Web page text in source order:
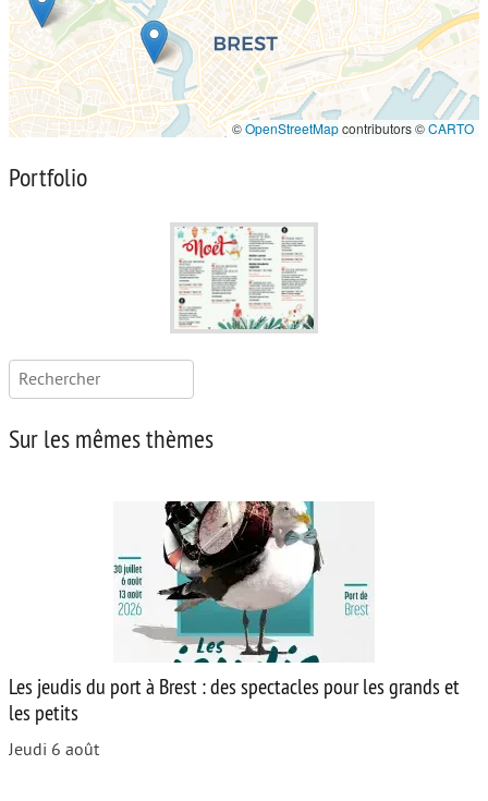
©OpenStreetMapcontributors ©CARTO
Portfolio
Rechercher :
Sur les mêmes thèmes
Les jeudis du port à Brest : des spectacles pour les grands et
les petits
Jeudi 6 août